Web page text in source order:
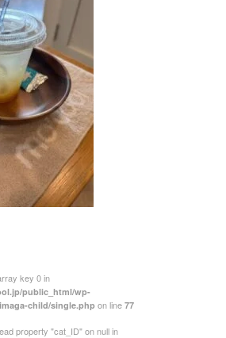
key 0 in
public_html/wp-
child/single.php on line 77
property "cat_ID" on null in